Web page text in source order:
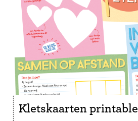
Kletskaarten printable